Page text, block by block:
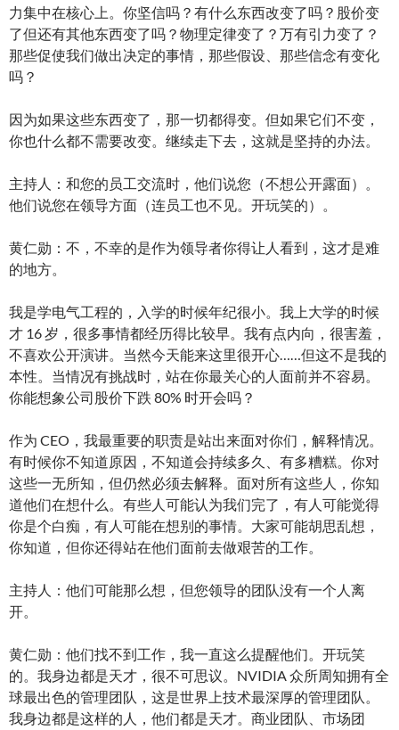
力集中在核心上。你坚信吗？有什么东西改变了吗？股价变
了但还有其他东西变了吗？物理定律变了？万有引力变了？
那些促使我们做出决定的事情，那些假设、那些信念有变化
吗？
因为如果这些东西变了，那一切都得变。但如果它们不变，
你也什么都不需要改变。继续走下去，这就是坚持的办法。
主持人：和您的员工交流时，他们说您（不想公开露面）。
他们说您在领导方面（连员工也不见。开玩笑的）。
黄仁勋：不，不幸的是作为领导者你得让人看到，这才是难
的地方。
我是学电气工程的，入学的时候年纪很小。我上大学的时候
才 16 岁，很多事情都经历得比较早。我有点内向，很害羞，
不喜欢公开演讲。当然今天能来这里很开心……但这不是我的
本性。当情况有挑战时，站在你最关心的人面前并不容易。
你能想象公司股价下跌 80% 时开会吗？
作为 CEO，我最重要的职责是站出来面对你们，解释情况。
有时候你不知道原因，不知道会持续多久、有多糟糕。你对
这些一无所知，但仍然必须去解释。面对所有这些人，你知
道他们在想什么。有些人可能认为我们完了，有人可能觉得
你是个白痴，有人可能在想别的事情。大家可能胡思乱想，
你知道，但你还得站在他们面前去做艰苦的工作。
主持人：他们可能那么想，但您领导的团队没有一个人离
开。
黄仁勋：他们找不到工作，我一直这么提醒他们。开玩笑
的。我身边都是天才，很不可思议。NVIDIA 众所周知拥有全
球最出色的管理团队，这是世界上技术最深厚的管理团队。
我身边都是这样的人，他们都是天才。商业团队、市场团